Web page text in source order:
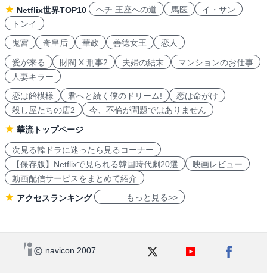
Netflix世界TOP10
ヘチ 王座への道 馬医
イ・サン
トンイ
鬼宮
奇皇后 華政 善徳女王 恋人
愛が来る 財閥 X 刑事2 夫婦の結末
マンションのお仕事
人妻キラー
恋は飴模様
君へと続く僕のドリーム!
恋は命がけ
殺し屋たちの店2
今、不倫が問題ではありません
華流トップページ
次見る韓ドラに迷ったら見るコーナー
【保存版】Netflixで見られる韓国時代劇20選
映画レビュー
動画配信サービスをまとめて紹介
アクセスランキング もっと見る>>
navicon 2007